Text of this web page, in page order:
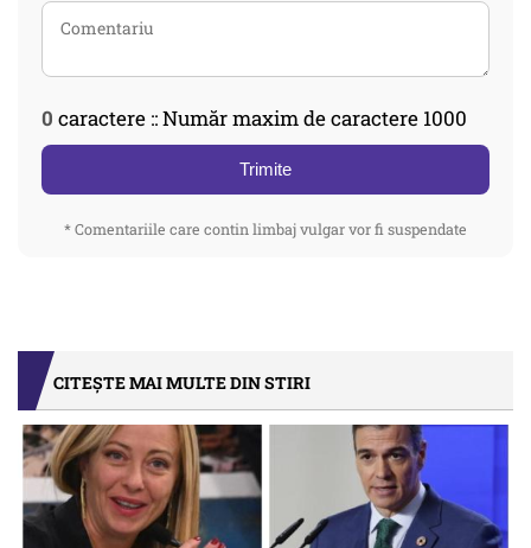
0 caractere :: Număr maxim de caractere 1000
Trimite
* Comentariile care contin limbaj vulgar vor fi suspendate
CITEȘTE MAI MULTE DIN STIRI